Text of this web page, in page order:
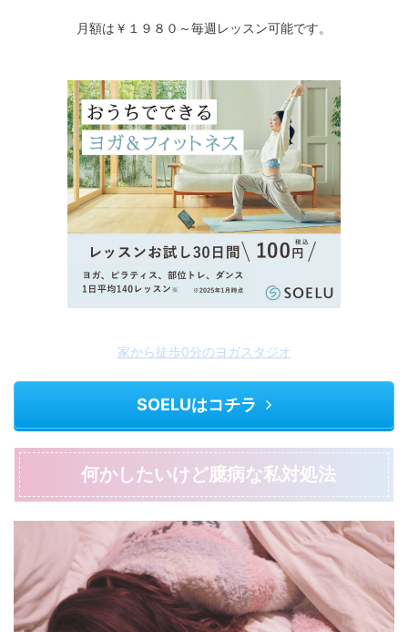
月額は￥１９８０～毎週レッスン可能です。
家から徒歩0分のヨガスタジオ
SOELUはコチラ
何かしたいけど臆病な私対処法